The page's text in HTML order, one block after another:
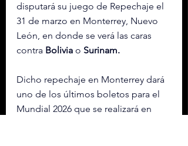
disputará su juego de Repechaje el
31 de marzo en Monterrey, Nuevo
León, en donde se verá las caras
contra Bolivia o Surinam.
Dicho repechaje en Monterrey dará
uno de los últimos boletos para el
Mundial 2026 que se realizará en